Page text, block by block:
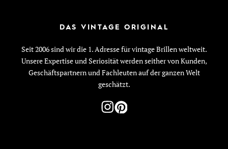
DAS VINTAGE ORIGINAL
Seit 2006 sind wir die 1. Adresse für vintage Brillen weltweit.
Unsere Expertise und Seriosität werden seither von Kunden,
Geschäftspartnern und Fachleuten auf der ganzen Welt
geschätzt.